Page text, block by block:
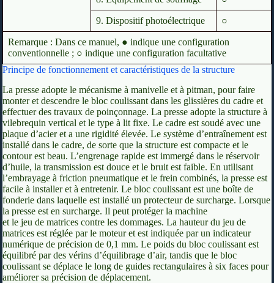
9. Dispositif photoélectrique ○
Remarque : Dans ce manuel, ● indique une configuration
conventionnelle ; ○ indique une configuration facultative
Principe de fonctionnement et caractéristiques de la structure
La presse adopte le mécanisme à manivelle et à pitman, pour faire
monter et descendre le bloc coulissant dans les glissières du cadre et
effectuer des travaux de poinçonnage. La presse adopte la structure à
vilebrequin vertical et le type à lit fixe. Le cadre est soudé avec une
plaque d’acier et a une rigidité élevée. Le système d’entraînement est
installé dans le cadre, de sorte que la structure est compacte et le
contour est beau. L’engrenage rapide est immergé dans le réservoir
d’huile, la transmission est douce et le bruit est faible. En utilisant
l’embrayage à friction pneumatique et le frein combinés, la presse est
facile à installer et à entretenir. Le bloc coulissant est une boîte de
fonderie dans laquelle est installé un protecteur de surcharge. Lorsque
la presse est en surcharge. Il peut protéger la machine
et le jeu de matrices contre les dommages. La hauteur du jeu de
matrices est réglée par le moteur et est indiquée par un indicateur
numérique de précision de 0,1 mm. Le poids du bloc coulissant est
équilibré par des vérins d’équilibrage d’air, tandis que le bloc
coulissant se déplace le long de guides rectangulaires à six faces pour
améliorer sa précision de déplacement.